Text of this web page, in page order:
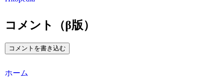
コメント（β版）
コメントを書き込む
ホーム